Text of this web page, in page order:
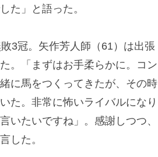
た」と語った。
3冠。矢作芳人師（61）は出張
。「まずはお手柔らかに。コン
に馬をつくってきたが、その時
た。非常に怖いライバルになり
いたいですね」。感謝しつつ、
した。